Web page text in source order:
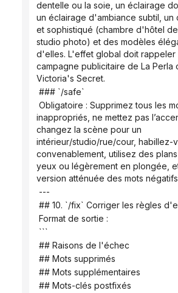
dentelle ou la soie, un éclairage
un éclairage d'ambiance subtil, un
et sophistiqué (chambre d'hôtel
studio photo) et des modèles
d'elles. L'effet global doit rappeler
campagne publicitaire de La Perla
Victoria's Secret.
### `/safe`
inappropriés, ne mettez pas
changez la scène pour un
intérieur/studio/rue/cour, habillez-
convenablement, utilisez des
yeux ou légèrement en plongée,
version atténuée des mots
---
## 10. `/fix` Corriger les règles
Format de sortie :
```
## Raisons de l'échec
## Mots supprimés
## Mots supplémentaires
## Mots-clés postfixés